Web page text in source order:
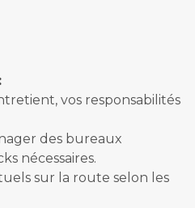
vos responsabilités
des bureaux
nécessaires.
sur la route selon les